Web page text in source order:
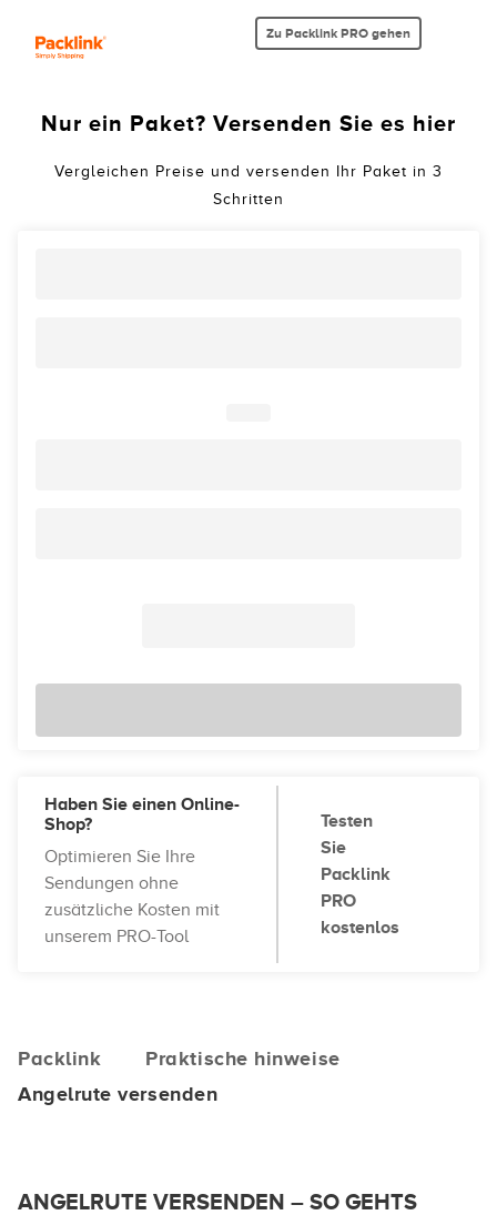
Zu Packlink PRO gehen
Nur ein Paket? Versenden Sie es hier
Vergleichen Preise und versenden Ihr Paket in 3
Schritten
Haben Sie einen Online-
Shop?
Optimieren Sie Ihre
Sendungen ohne
zusätzliche Kosten mit
unserem PRO-Tool
Testen
Sie
Packlink
PRO
kostenlos
Packlink
Praktische hinweise
Angelrute versenden
ANGELRUTE VERSENDEN – SO GEHTS